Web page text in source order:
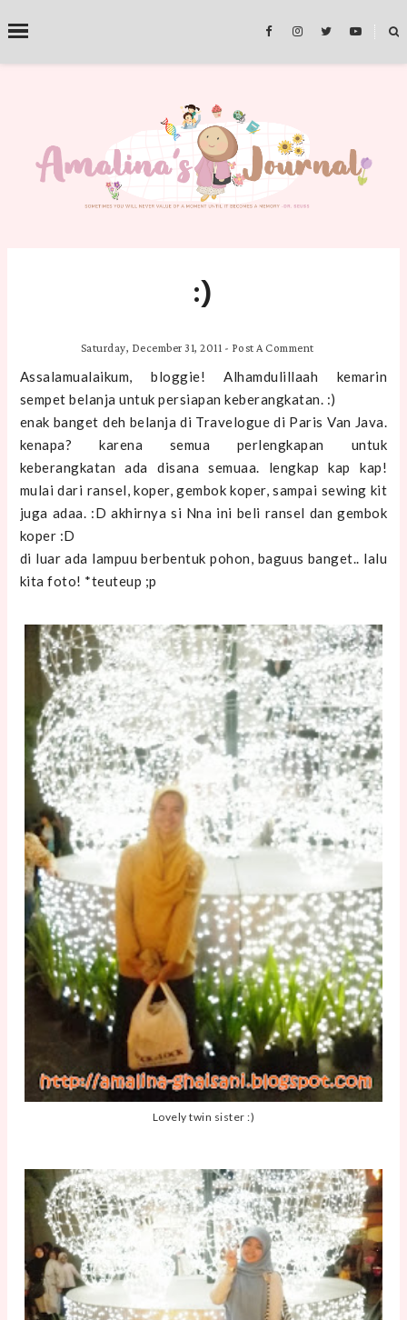
˟
SEARCH THIS BLOG
:)
Saturday, December 31, 2011 - Post A Comment
Assalamualaikum, bloggie! Alhamdulillaah kemarin
sempet belanja untuk persiapan keberangkatan. :)
enak banget deh belanja di Travelogue di Paris Van Java.
kenapa? karena semua perlengkapan untuk
keberangkatan ada disana semuaa. lengkap kap kap!
mulai dari ransel, koper, gembok koper, sampai sewing kit
juga adaa. :D akhirnya si Nna ini beli ransel dan gembok
koper :D
di luar ada lampuu berbentuk pohon, baguus banget.. lalu
kita foto! *teuteup ;p
Lovely twin sister :)